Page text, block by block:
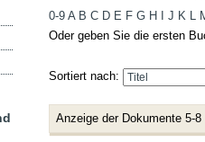
0-9 A B C D E F G H J K L
Oder geben Sie die ersten
Sortiert nach:
Anzeige der Dokumente 5-8